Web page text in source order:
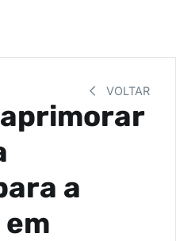
VOLTAR
a